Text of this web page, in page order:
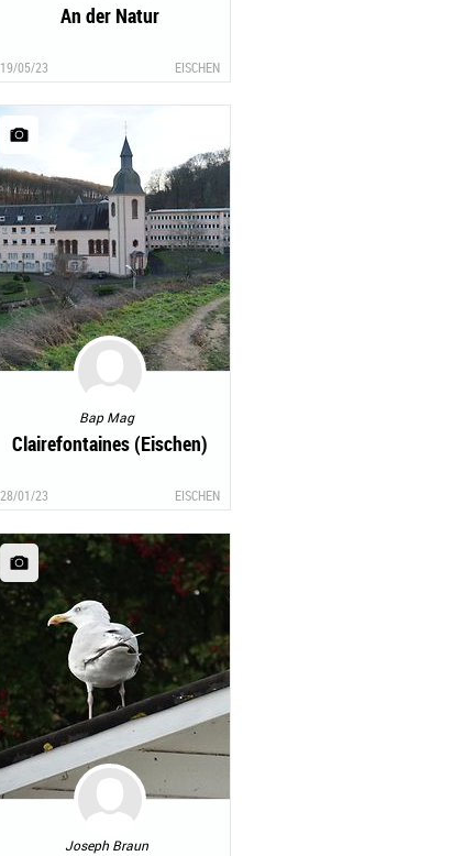
An der Natur
19/05/23 EISCHEN
Bap Mag
Clairefontaines (Eischen)
28/01/23 EISCHEN
Joseph Braun